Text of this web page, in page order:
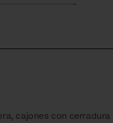
cajones con